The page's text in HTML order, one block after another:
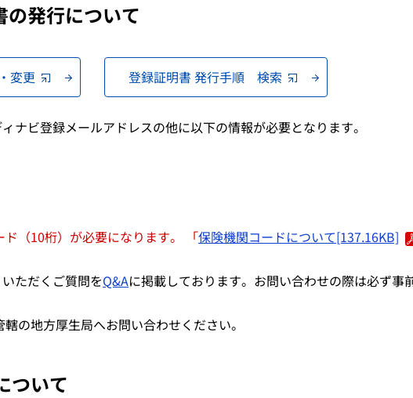
の発行について
変更 登録証明書 発行手順 検索
ナビ登録メールアドレスの他に以下の情報が必要となります。
ド（10桁）が必要になります。 「保険機関コードについて[137.16KB]
ただくご質問をQ&Aに掲載しております。お問い合わせの際は必ず事
の地方厚生局へお問い合わせください。
ついて